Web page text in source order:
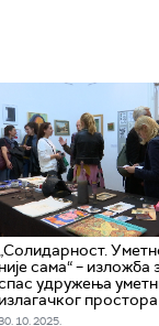
„Солидарност.
није сама“ – изложба
удружења
излагачког простора
10. 2025.